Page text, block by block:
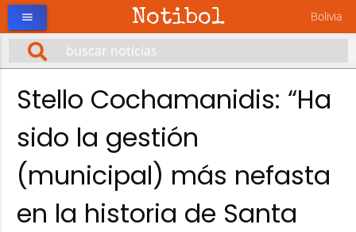
Notibol Bolivia
menu
Stello Cochamanidis: “Ha
sido la gestión
(municipal) más nefasta
en la historia de Santa